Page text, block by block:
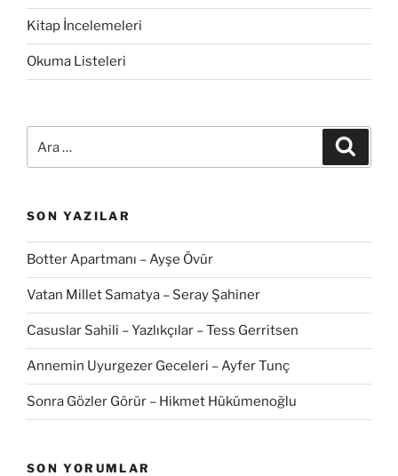
Kitap İncelemeleri
Okuma Listeleri
SON YAZILAR
Botter Apartmanı – Ayşe Övür
Vatan Millet Samatya – Seray Şahiner
Casuslar Sahili – Yazlıkçılar – Tess Gerritsen
Annemin Uyurgezer Geceleri – Ayfer Tunç
Sonra Gözler Görür – Hikmet Hükümenoğlu
SON YORUMLAR